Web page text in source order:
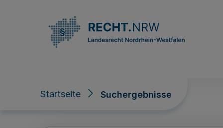
Startseite Suchergebnisse